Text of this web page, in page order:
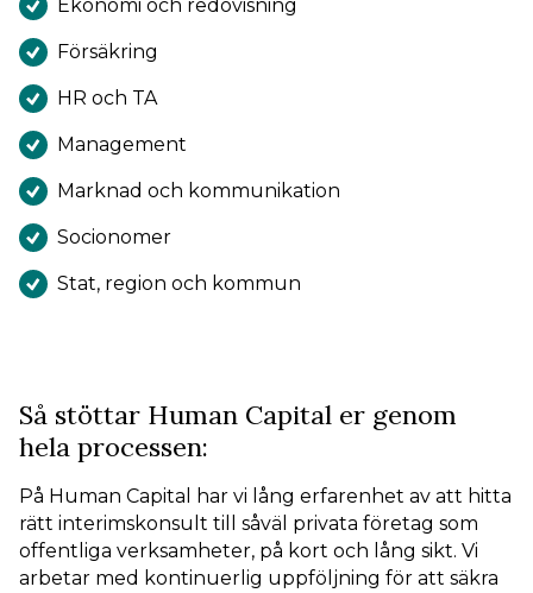
Ekonomi och redovisning
Försäkring
HR och TA
Management
Marknad och kommunikation
Socionomer
Stat, region och kommun
Så stöttar Human Capital er genom
hela processen:
På Human Capital har vi lång erfarenhet av att hitta
rätt interimskonsult till såväl privata företag som
offentliga verksamheter, på kort och lång sikt. Vi
arbetar med kontinuerlig uppföljning för att säkra